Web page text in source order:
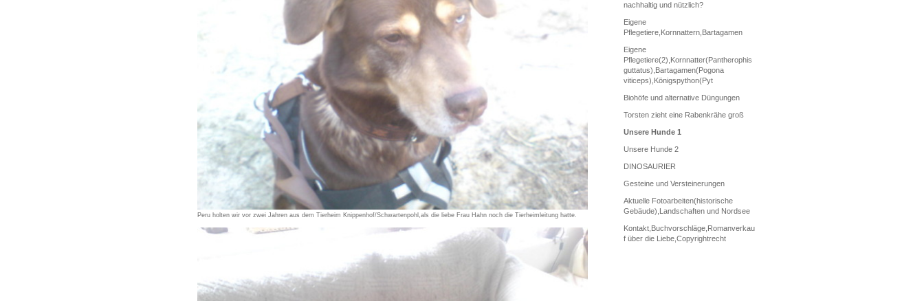
nachhaltig und nützlich?
Eigene
Pflegetiere,Kornnattern,Bartagamen
Eigene
Pflegetiere(2),Kornnatter(Pantherophis
guttatus),Bartagamen(Pogona
viticeps),Königspython(Pyt
Biohöfe und alternative Düngungen
Torsten zieht eine Rabenkrähe groß
Unsere Hunde 1
Unsere Hunde 2
DINOSAURIER
Gesteine und Versteinerungen
Aktuelle Fotoarbeiten(historische
Gebäude),Landschaften und Nordsee
Kontakt,Buchvorschläge,Romanverkau
f über die Liebe,Copyrightrecht
Peru holten wir vor zwei Jahren aus dem Tierheim Knippenhof/Schwartenpohl,als die liebe Frau Hahn noch die Tierheimleitung hatte.